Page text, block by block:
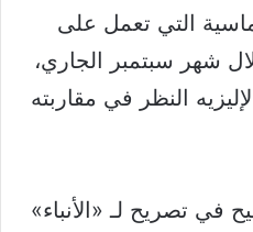
التي تعمل على
شهر سبتمبر الجاري،
النظر في مقاربته
في تصريح لـ «الأنباء»